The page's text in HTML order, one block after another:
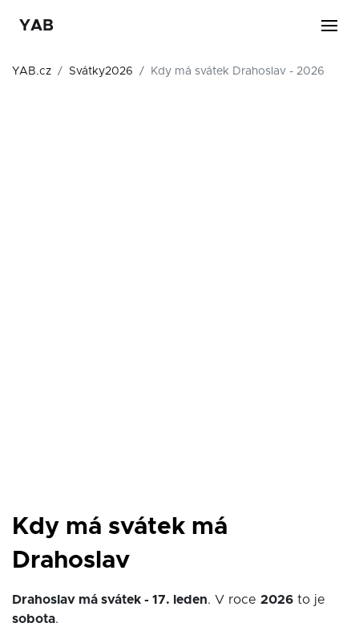
YAB
YAB.cz Svátky2026 Kdy má svátek Drahoslav - 2026
Kdy má svátek má
Drahoslav
Drahoslav má svátek - 17. leden. V roce 2026 to je
sobota.